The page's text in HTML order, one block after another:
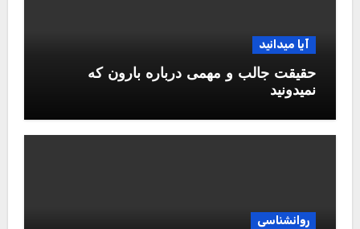
آیا میدانید
حقیقت جالب و مهمی درباره بارون که
نمیدونید
روانشناسی